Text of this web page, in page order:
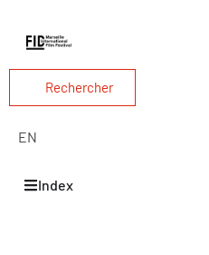
Rechercher
EN
Index